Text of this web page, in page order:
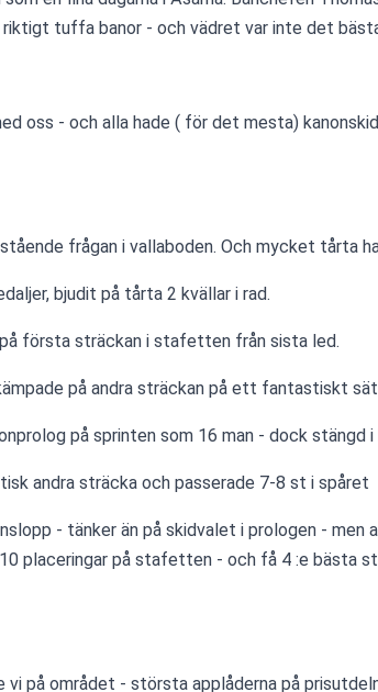
tuffa banor - och vädret var inte det
oss - och alla hade ( för det mesta)
frågan i vallaboden. Och mycket tårta
bjudit på tårta 2 kvällar i rad.
första sträckan i stafetten från sista led.
på andra sträckan på ett fantastiskt
på sprinten som 16 man - dock stängd
andra sträcka och passerade 7-8 st i spåret
- tänker än på skidvalet i prologen - men
placeringar på stafetten - och få 4 :e bästa
vi på området - största applåderna på